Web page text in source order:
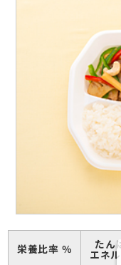
栄養比率 ％ たん
エネ